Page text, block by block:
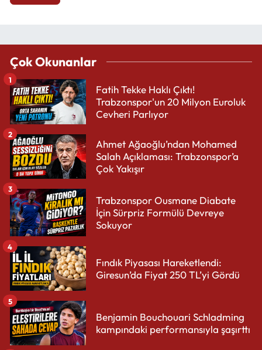
Çok Okunanlar
Fatih Tekke Haklı Çıktı!
Trabzonspor'un 20 Milyon Euroluk
Cevheri Parlıyor
1
Ahmet Ağaoğlu’ndan Mohamed
Salah Açıklaması: Trabzonspor’a
Çok Yakışır
2
Trabzonspor Ousmane Diabate
İçin Sürpriz Formülü Devreye
Sokuyor
3
Fındık Piyasası Hareketlendi:
Giresun’da Fiyat 250 TL’yi Gördü
4
Benjamin Bouchouari Schladming
kampındaki performansıyla şaşırttı
5